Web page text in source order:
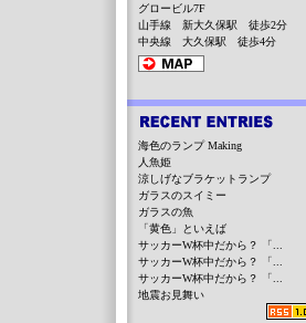
グロービル7F
山手線 新大久保駅 徒歩2分
中央線 大久保駅 徒歩4分
海色のランプ Making
人魚姫
涼しげなブラケットランプ
ガラスのスイミー
ガラスの魚
「黄色」といえば
サッカーW杯中だから？ 「...
サッカーW杯中だから？ 「...
サッカーW杯中だから？ 「...
地震お見舞い